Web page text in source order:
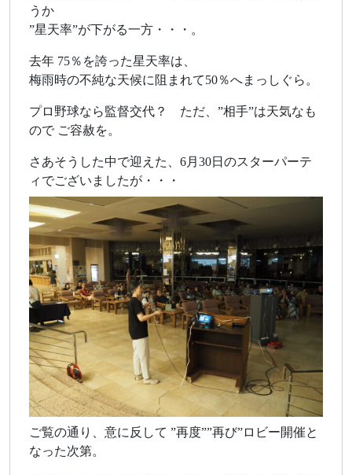
うか
”星天率”が下がる一方・・・。
去年 75％を誇った星天率は、
梅雨時の不純な天候に阻まれて50％へまっしぐら。
プロ野球なら監督交代？ ただ、”相手”は天気なも
ので ご容赦を。
さあそうした中で迎えた、6月30日のスターパーテ
ィでございましたが・・・
ご覧の通り、意に反して ”再度””再び”ロビー開催と
なった次第。